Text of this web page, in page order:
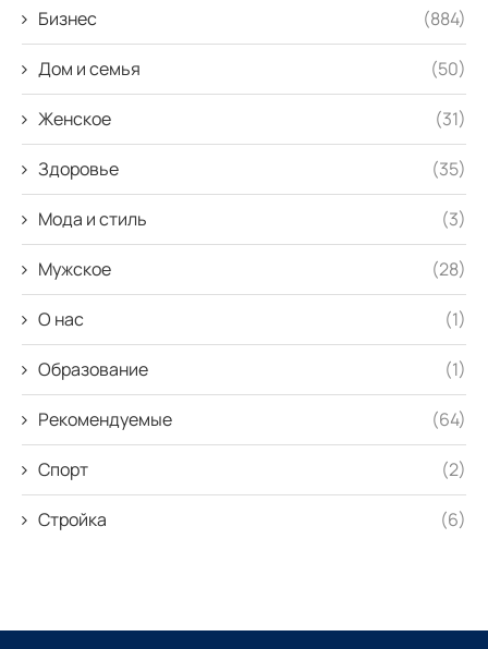
Бизнес (884)
Дом и семья (50)
Женское (31)
Здоровье (35)
Мода и стиль (3)
Мужское (28)
О нас (1)
Образование (1)
Рекомендуемые (64)
Спорт (2)
Стройка (6)